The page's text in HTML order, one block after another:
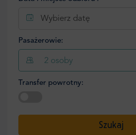
Wybierz datę
Pasażerowie:
2 osoby
Transfer powrotny:
Szukaj